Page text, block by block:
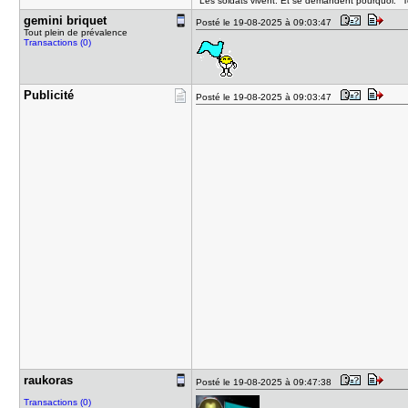
gemini bri​quet
Tout plein de prévalence
Transactions (0)
Posté le 19-08-2025 à 09:03:47
Publicité Posté le 19-08-2025 à 09:03:47
raukoras
Transactions (0)
Posté le 19-08-2025 à 09:47:38